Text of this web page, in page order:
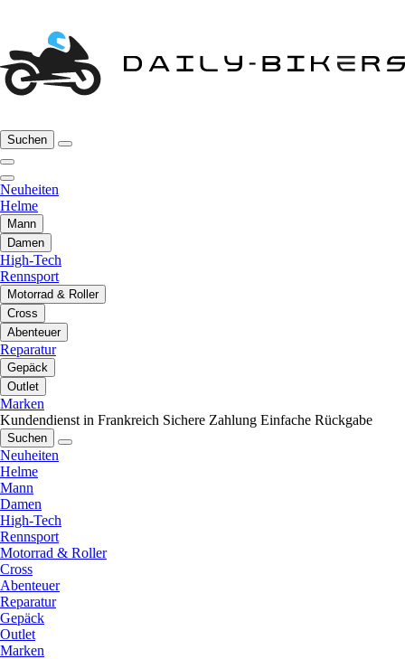
Suchen
Neuheiten
Helme
Mann
Damen
High-Tech
Rennsport
Motorrad & Roller
Cross
Abenteuer
Reparatur
Gepäck
Outlet
Marken
Kundendienst in Frankreich Sichere Zahlung Einfache Rückgabe
Suchen
Neuheiten
Helme
Mann
Damen
High-Tech
Rennsport
Motorrad & Roller
Cross
Abenteuer
Reparatur
Gepäck
Outlet
Marken